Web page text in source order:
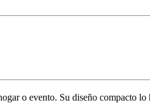
o evento. Su diseño compacto lo